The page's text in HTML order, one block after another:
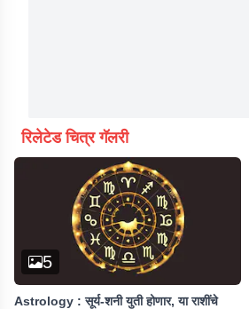
रिलेटेड चित्र गॅलरी
5
Astrology : सूर्य-शनी युती होणार, या राशींचे